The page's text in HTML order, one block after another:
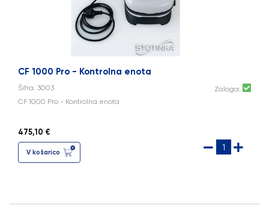
CF 1000 Pro - Kontrolna enota
Šifra: 3003
Zaloga:
CF 1000 Pro - Kontrolna enota
475,10 €
V košarico